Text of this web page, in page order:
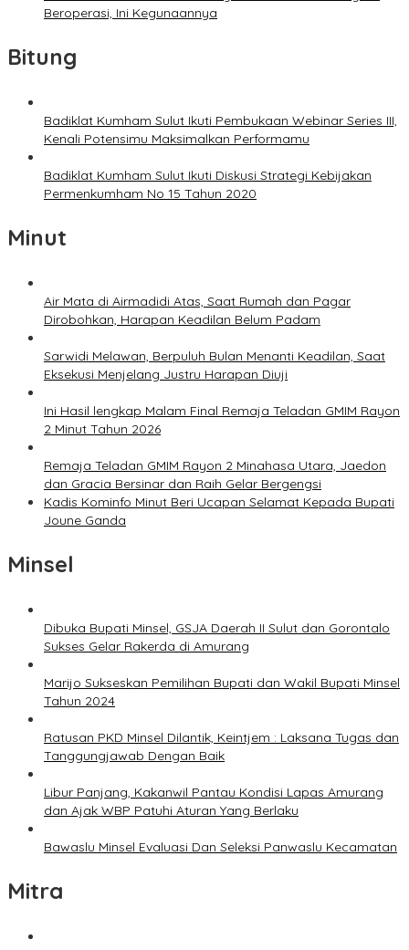
Beroperasi, Ini Kegunaannya
Bitung
Badiklat Kumham Sulut Ikuti Pembukaan Webinar Series III,
Kenali Potensimu Maksimalkan Performamu
Badiklat Kumham Sulut Ikuti Diskusi Strategi Kebijakan
Permenkumham No 15 Tahun 2020
Minut
Air Mata di Airmadidi Atas, Saat Rumah dan Pagar
Dirobohkan, Harapan Keadilan Belum Padam
Sarwidi Melawan, Berpuluh Bulan Menanti Keadilan, Saat
Eksekusi Menjelang Justru Harapan Diuji
Ini Hasil lengkap Malam Final Remaja Teladan GMIM Rayon
2 Minut Tahun 2026
Remaja Teladan GMIM Rayon 2 Minahasa Utara, Jaedon
dan Gracia Bersinar dan Raih Gelar Bergengsi
Kadis Kominfo Minut Beri Ucapan Selamat Kepada Bupati
Joune Ganda
Minsel
Dibuka Bupati Minsel, GSJA Daerah II Sulut dan Gorontalo
Sukses Gelar Rakerda di Amurang
Marijo Sukseskan Pemilihan Bupati dan Wakil Bupati Minsel
Tahun 2024
Ratusan PKD Minsel Dilantik, Keintjem : Laksana Tugas dan
Tanggungjawab Dengan Baik
Libur Panjang, Kakanwil Pantau Kondisi Lapas Amurang
dan Ajak WBP Patuhi Aturan Yang Berlaku
Bawaslu Minsel Evaluasi Dan Seleksi Panwaslu Kecamatan
Mitra